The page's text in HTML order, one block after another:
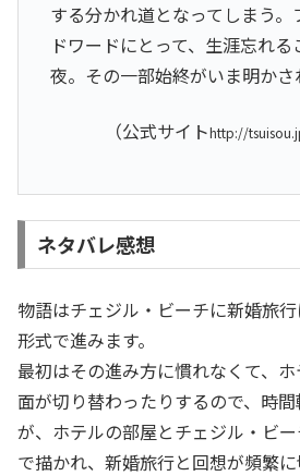
する分かれ道となってしまう
ドワードにとって、生涯忘れ
夜。その一部始終がいま明か
（公式サイトhttp://
ネタバレ感想
物語はチェジル・ビーチに新婚旅
形式で進みます。
最初はその進み方に慣れなくて、
面が切り替わったりするので、時
が、ホテルの部屋とチェジル・ビ
で描かれ、新婚旅行と回想が頻繁